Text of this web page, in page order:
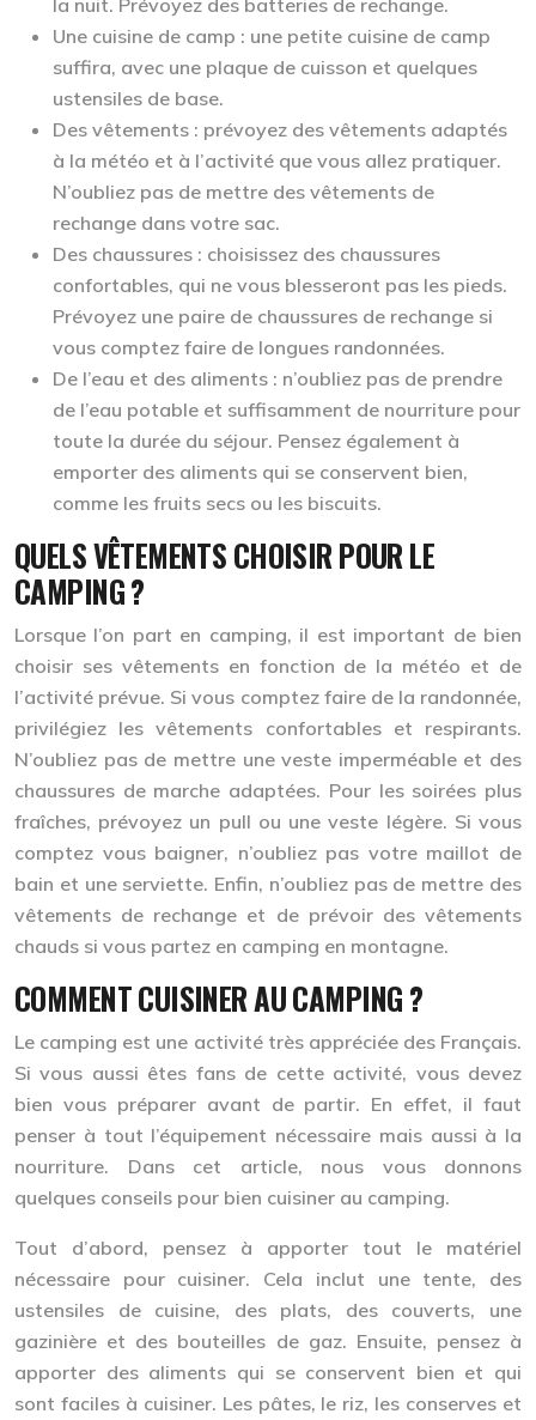
Une cuisine de camp : une petite cuisine de camp
suffira, avec une plaque de cuisson et quelques
ustensiles de base.
Des vêtements : prévoyez des vêtements adaptés
à la météo et à l’activité que vous allez pratiquer.
N’oubliez pas de mettre des vêtements de
rechange dans votre sac.
Des chaussures : choisissez des chaussures
confortables, qui ne vous blesseront pas les pieds.
Prévoyez une paire de chaussures de rechange si
vous comptez faire de longues randonnées.
De l’eau et des aliments : n’oubliez pas de prendre
de l’eau potable et suffisamment de nourriture pour
toute la durée du séjour. Pensez également à
emporter des aliments qui se conservent bien,
comme les fruits secs ou les biscuits.
QUELS VÊTEMENTS CHOISIR POUR LE
CAMPING ?
Lorsque l’on part en camping, il est important de bien
choisir ses vêtements en fonction de la météo et de
l’activité prévue. Si vous comptez faire de la randonnée,
privilégiez les vêtements confortables et respirants.
N’oubliez pas de mettre une veste imperméable et des
chaussures de marche adaptées. Pour les soirées plus
fraîches, prévoyez un pull ou une veste légère. Si vous
comptez vous baigner, n’oubliez pas votre maillot de
bain et une serviette. Enfin, n’oubliez pas de mettre des
vêtements de rechange et de prévoir des vêtements
chauds si vous partez en camping en montagne.
COMMENT CUISINER AU CAMPING ?
Le camping est une activité très appréciée des Français.
Si vous aussi êtes fans de cette activité, vous devez
bien vous préparer avant de partir. En effet, il faut
penser à tout l’équipement nécessaire mais aussi à la
nourriture. Dans cet article, nous vous donnons
quelques conseils pour bien cuisiner au camping.
Tout d’abord, pensez à apporter tout le matériel
nécessaire pour cuisiner. Cela inclut une tente, des
ustensiles de cuisine, des plats, des couverts, une
gazinière et des bouteilles de gaz. Ensuite, pensez à
apporter des aliments qui se conservent bien et qui
sont faciles à cuisiner. Les pâtes, le riz, les conserves et